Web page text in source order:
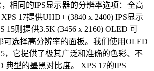
相同的IPS显示器的分辨率选项：全高
XPS 17提供UHD+ (3840 x 2400) IPS显示
15则提供3.5K (3456 x 2160) OLED 可
选择高分辨率的面板。 我们使用OLED
，它提供了极其广泛和准确的色彩、不
典型的墨黑对比度。
XPS 17的IPS